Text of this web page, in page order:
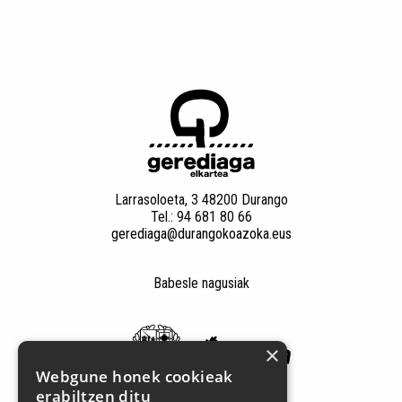
Larrasoloeta, 3 48200 Durango
Tel.: 94 681 80 66
gerediaga@durangokoazoka.eus
Babesle nagusiak
×
Webgune honek cookieak
erabiltzen ditu